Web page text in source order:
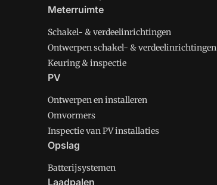
Meterruimte
Schakel- & verdeelinrichtingen
Ontwerpen schakel- & verdeelinrichtingen
Keuring & inspectie
PV
Ontwerpen en installeren
Omvormers
Inspectie van PV installaties
Opslag
Batterijsystemen
Laadpalen